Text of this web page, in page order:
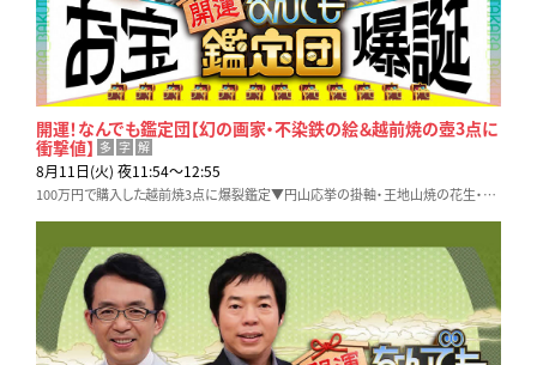
開運！なんでも鑑定団【幻の画家・不染鉄の絵＆越前焼の壺3点に
衝撃値】 多 字 解
8月11日(火) 夜11:54〜12:55
100万円で購入した越前焼3点に爆裂鑑定▼円山応挙の掛軸・王地山焼の花生・合わせ貝146組など名品が集結▼【幻の画家・不染鉄】家族に内緒で90万円で落札した絵…本物か!?